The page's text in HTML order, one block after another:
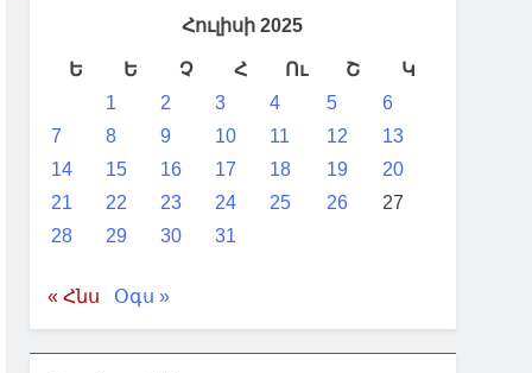
մեջ կմտնի 2026 թվականի
Հուլիսի 2025
Ե Ե Չ Հ Ու Շ
Կ
1
2 3 4 5
6
7
8 9 10 11 12
13
14
15 16 17 18 19
20
21
22 23 24 25 26
27
28
29 30 31
« Հնս Օգս »